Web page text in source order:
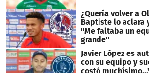
¿Quería volver a
Baptiste lo aclara
"Me faltaba un
grande"
Javier López es
con su equipo y
costó